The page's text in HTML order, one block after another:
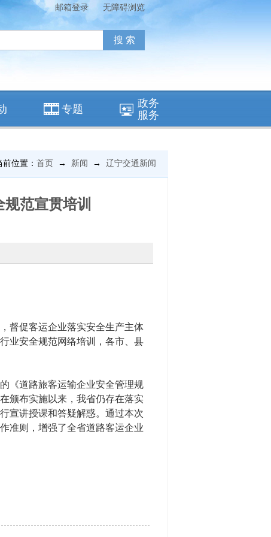
邮箱登录 无障碍浏览
专题
政务
服务
前位置： 首页 → 新闻 → 辽宁交通新闻
范宣贯培训
督促客运企业落实安全生产主体
业安全规范网络培训，各市、县
《道路旅客运输企业安全管理规
颁布实施以来，我省仍存在落实
宣讲授课和答疑解惑。通过本次
准则，增强了全省道路客运企业